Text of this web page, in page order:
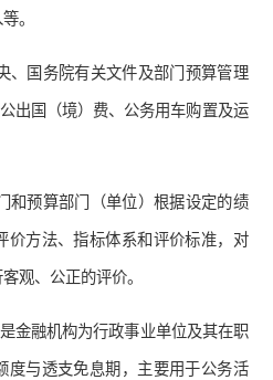
。
、国务院有关文件及部门预算管理
出国（境）费、公务用车购置及运
和预算部门（单位）根据设定的绩
价方法、指标体系和评价标准，对
观、公正的评价。
金融机构为行政事业单位及其在职
度与透支免息期，主要用于公务活